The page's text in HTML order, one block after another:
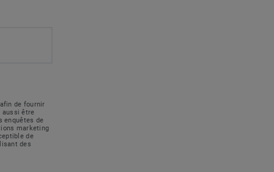
de fournir
aussi être
enquêtes de
marketing
de
des